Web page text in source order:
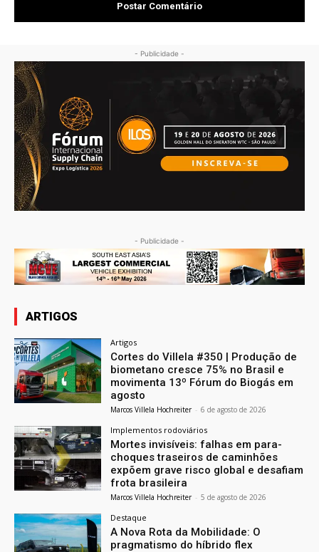
- Publicidade -
- Publicidade -
ARTIGOS
Artigos
Cortes do Villela #350 | Produção de
biometano cresce 75% no Brasil e
movimenta 13º Fórum do Biogás em
agosto
Marcos Villela Hochreiter - 6 de agosto de 2026
Implementos rodoviários
Mortes invisíveis: falhas em para-
choques traseiros de caminhões
expõem grave risco global e desafiam
frota brasileira
Marcos Villela Hochreiter - 5 de agosto de 2026
Destaque
A Nova Rota da Mobilidade: O
pragmatismo do híbrido flex